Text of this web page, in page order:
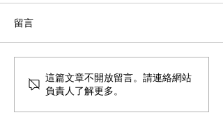
留言
這篇文章不開放留言。請連絡網站
負責人了解更多。